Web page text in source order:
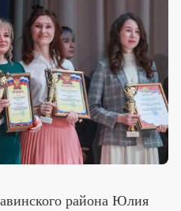
района Юлия